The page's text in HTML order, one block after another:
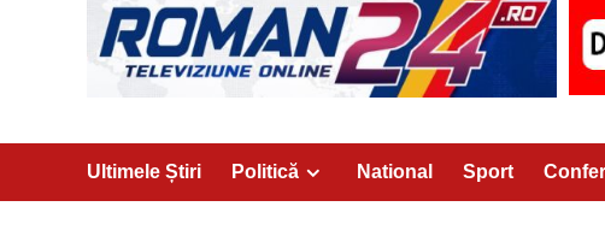
Ultimele Știri Politică National Sport